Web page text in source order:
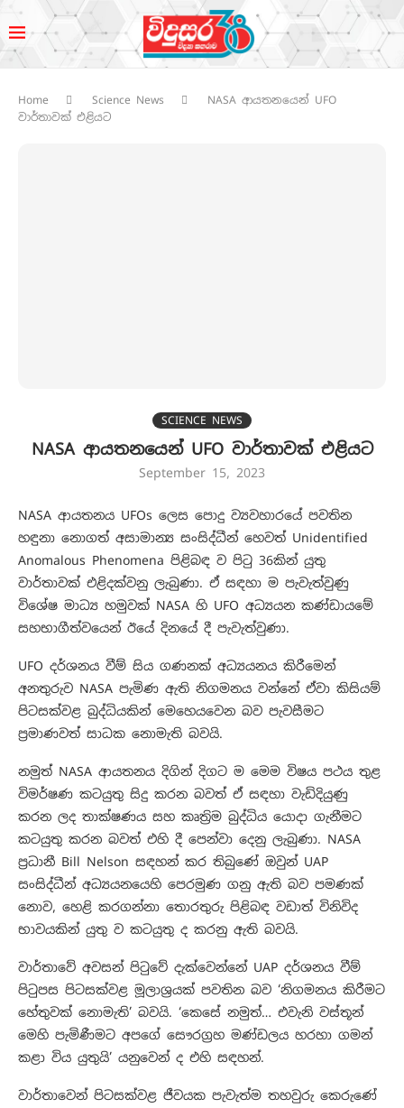
Home Science News
NASA ආයතනයෙන් UFO
වාර්තාවක් එළියට
SCIENCE NEWS
NASA ආයතනයෙන් UFO වාර්තාවක් එළියට
September 15, 2023
NASA ආයතනය UFOs ලෙස පොදු ව්‍යවහාරයේ පවතින
හඳුනා නොගත් අසාමාන්‍ය සංසිද්ධීන් හෙවත් Unidentified
Anomalous Phenomena පිළිබඳ ව පිටු 36කින් යුතු
වාර්තාවක් එළිදක්වනු ලැබුණා. ඒ සඳහා ම පැවැත්වුණු
විශේෂ මාධ්‍ය හමුවක් NASA හි UFO අධ්‍යයන කණ්ඩායමේ
සහභාගීත්වයෙන් ඊයේ දිනයේ දී පැවැත්වුණා.
UFO දර්ශනය වීම් සිය ගණනක් අධ්‍යයනය කිරීමෙන්
අනතුරුව NASA පැමිණ ඇති නිගමනය වන්නේ ඒවා කිසියම්
පිටසක්වළ බුද්ධියකින් මෙහෙයවෙන බව පැවසීමට
ප්‍රමාණවත් සාධක නොමැති බවයි.
නමුත් NASA ආයතනය දිගින් දිගට ම මෙම විෂය පථය තුළ
විමර්ෂණ කටයුතු සිදු කරන බවත් ඒ සඳහා වැඩිදියුණු
කරන ලද තාක්ෂණය සහ කෘත්‍රිම බුද්ධිය යොදා ගැනීමට
කටයුතු කරන බවත් එහි දී පෙන්වා දෙනු ලැබුණා. NASA
ප්‍රධානී Bill Nelson සඳහන් කර තිබුණේ ඔවුන් UAP
සංසිද්ධීන් අධ්‍යයනයෙහි පෙරමුණ ගනු ඇති බව පමණක්
නොව, හෙළි කරගන්නා තොරතුරු පිළිබඳ වඩාත් විනිවිද
භාවයකින් යුතු ව කටයුතු ද කරනු ඇති බවයි.
වාර්තාවේ අවසන් පිටුවේ දැක්වෙන්නේ UAP දර්ශනය වීම්
පිටුපස පිටසක්වළ මූලාශ්‍රයක් පවතින බව ‘නිගමනය කිරීමට
හේතුවක් නොමැති’ බවයි. ‘කෙසේ නමුත්… එවැනි වස්තූන්
මෙහි පැමිණීමට අපගේ සෞරග්‍රහ මණ්ඩලය හරහා ගමන්
කළා විය යුතුයි’ යනුවෙන් ද එහි සඳහන්.
වාර්තාවෙන් පිටසක්වළ ජීවයක පැවැත්ම තහවුරු කෙරුණේ